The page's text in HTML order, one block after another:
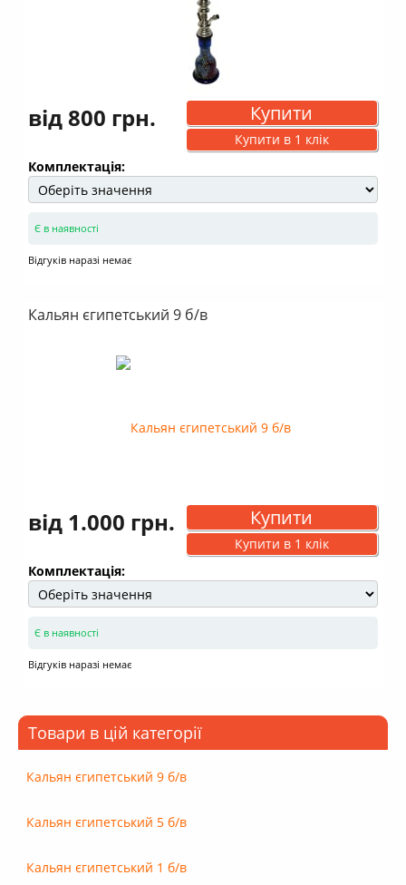
від 800 грн. Купити
Купити в 1 клік
Комплектація:
Є в наявності
Відгуків наразі немає
Кальян єгипетський 9 б/в
від 1.000 грн. Купити
Купити в 1 клік
Комплектація:
Є в наявності
Відгуків наразі немає
Товари в цій категорії
Кальян єгипетський 9 б/в
Кальян єгипетський 5 б/в
Кальян єгипетський 1 б/в